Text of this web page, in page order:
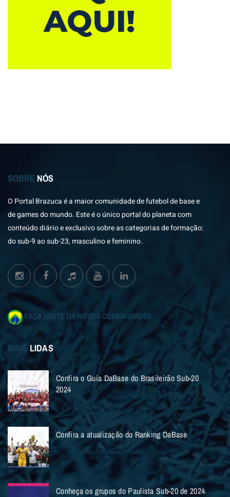
SOBRE NÓS
O Portal Brazuca é a maior comunidade de futebol de base e
de games do mundo. Este é o único portal do planeta com
conteúdo diário e exclusivo sobre as categorias de formação:
do sub-9 ao sub-23, masculino e feminino.
FAÇA PARTE DA NOSSA COMUNIDADE!!
MAIS LIDAS
Confira o Guia DaBase do Brasileirão Sub-20
2024
Confira a atualização do Ranking DaBase
Conheça os grupos do Paulista Sub-20 de 2024